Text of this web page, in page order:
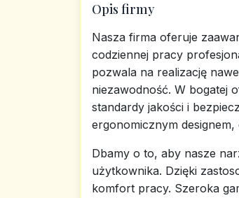
Opis firmy
Nasza firma oferuje
codziennej pracy
pozwala na realizację
niezawodność. W bogatej
standardy jakości i
ergonomicznym
Dbamy o to, aby nasze
użytkownika. Dzięki
komfort pracy. Szeroka